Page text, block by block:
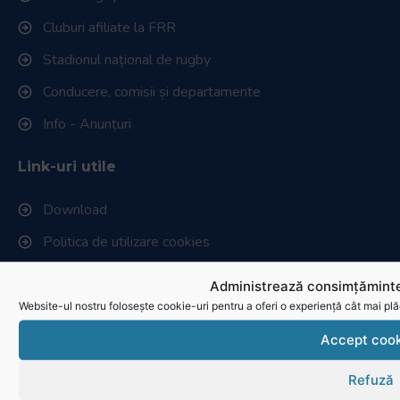
Administrează
Website-ul nostru folosește cookie-uri pentru a oferi o experiență cât mai
Accept
Refuză
Cluburi afiliate la FRR
Stadionul național de rugby
Conducere, comisii și departamente
Info - Anunțuri
Link-uri utile
Download
Politica de utilizare cookies